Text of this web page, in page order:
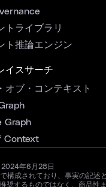
トライブラリ
ト推論エンジン
イスサーチ
オブ・コンテキスト
Graph
Context
年6月28日
成されており、事実の記述
するものではなく、商品